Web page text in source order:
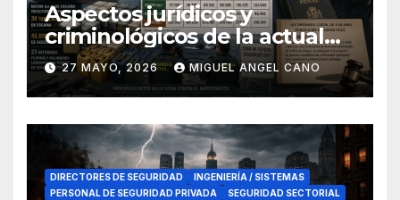
Aspectos jurídicos y
criminológicos de la actual
lucha contra el narcotráfico
en el sur de España
27 MAYO, 2026 MIGUEL ANGEL CANO
DIRECTORES DE SEGURIDAD
INGENIERÍA / SISTEMAS
PERSONAL DE SEGURIDAD PRIVADA
SEGURIDAD SECTORIAL